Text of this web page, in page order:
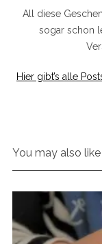
All diese
sogar schon
Hier gibt’s alle
You may also like